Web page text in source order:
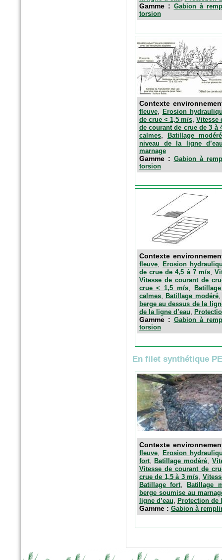
Gamme : Gabion à
torsion
Contexte
fleuve,
Erosion
de crue < 1,5 m/s, Vitesse
de courant de crue de 3 à
calmes, Batillage modéré
niveau de la ligne
marnage
Gamme : Gabion à
torsion
Contexte
fleuve,
Erosion
de crue de 4,5 à 7 m/s ,
Vitesse de courant de
crue < 1,5 m/s ,
calmes, Batillage modéré
berge au dessus de la
de la ligne d’eau
Gamme : Gabion à
torsion
En filet synthétique
Contexte
fleuve, Erosion
fort,Batillage modéré,
Vitesse de courant de
crue de 1,5 à 3 m/s,
Batillage fort,
Batillage
berge soumise au
ligne d’eau, Protection de
Gamme : Gabion à